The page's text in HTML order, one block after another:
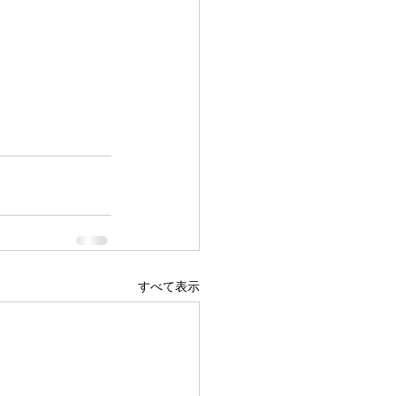
すべて表示